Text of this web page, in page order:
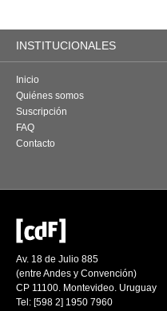
INSTITUCIONALES
Inicio
Quiénes somos
Suscripción
FAQ
Contacto
Av. 18 de Julio 885
(entre Andes y Convención)
CP 11100. Montevideo. Uruguay
Tel: [598 2] 1950 7960